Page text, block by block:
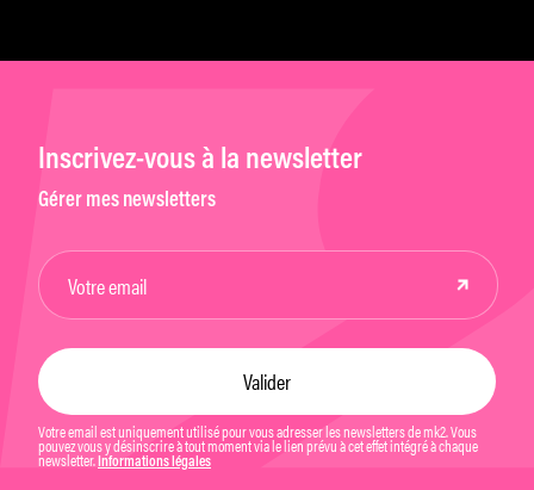
Inscrivez-vous à la newsletter
Gérer mes newsletters
Votre email est uniquement utilisé pour vous adresser les newsletters de mk2. Vous
pouvez vous y désinscrire à tout moment via le lien prévu à cet effet intégré à chaque
newsletter. Informations légales